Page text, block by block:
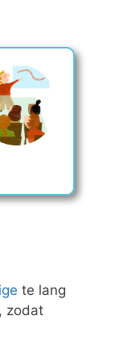
te lang
zodat